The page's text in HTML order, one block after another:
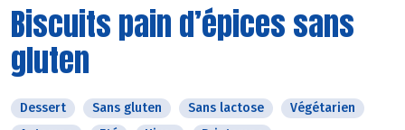
Biscuits pain d’épices sans
gluten
Dessert Sans gluten Sans lactose
Végétarien